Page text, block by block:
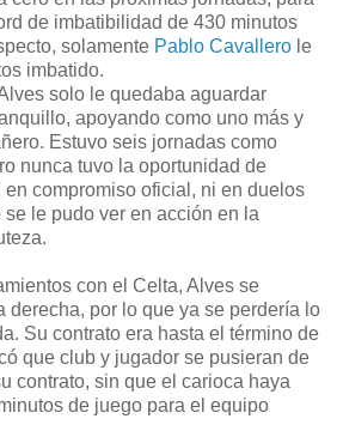
de imbatibilidad de 430 minutos
solamente Pablo Cavallero le
imbatido.
solo le quedaba aguardar
apoyando como uno más y
Estuvo seis jornadas como
nunca tuvo la oportunidad de
compromiso oficial, ni en duelos
le pudo ver en acción en la
con el Celta, Alves se
derecha, por lo que ya se perdería lo
Su contrato era hasta el término de
que club y jugador se pusieran de
contrato, sin que el carioca haya
de juego para el equipo